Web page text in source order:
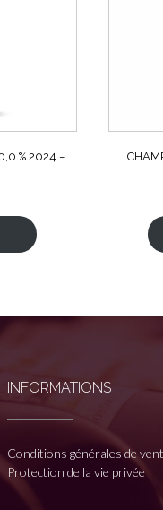
% 2024 –
INFORMATIONS
Conditions générales de
Protection de la vie privée